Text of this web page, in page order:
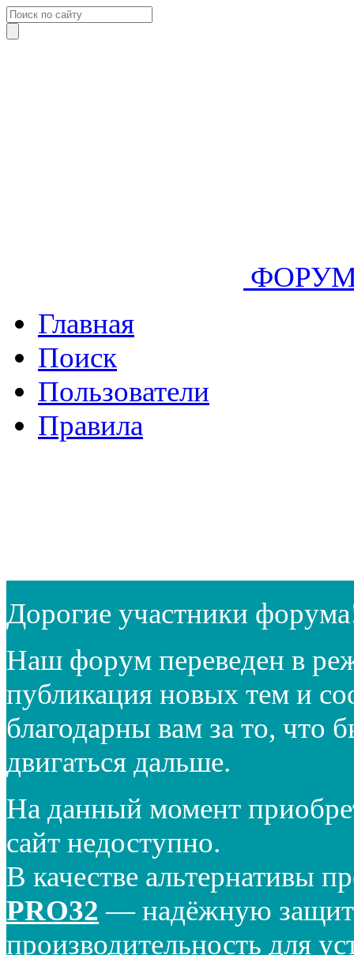
Главная
Поиск
Пользователи
Правила
Дорогие участники
Наш форум переведен в
публикация новых тем и
благодарны вам за то, что
двигаться дальше.
На данный момент
сайт недоступно.
В качестве альтернативы
PRO32 — надёжную
производительность для